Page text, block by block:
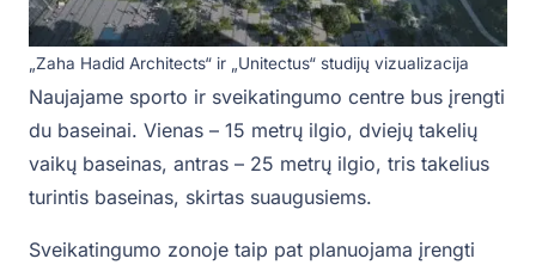
„Zaha Hadid Architects“ ir „Unitectus“ studijų vizualizacija
Naujajame sporto ir sveikatingumo centre bus įrengti
du baseinai. Vienas – 15 metrų ilgio, dviejų takelių
vaikų baseinas, antras – 25 metrų ilgio, tris takelius
turintis baseinas, skirtas suaugusiems.
Sveikatingumo zonoje taip pat planuojama įrengti